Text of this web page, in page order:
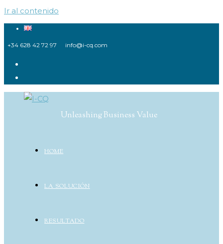
Ir al contenido
+34 628 42 72 97 info@i-cq.com
Unleashing Business Value
HOME
LA SOLUCIÓN
RESULTADO